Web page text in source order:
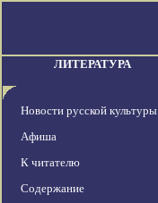
ЛИТЕРАТУРА
Новости русской культуры
Афиша
К читателю
Содержание